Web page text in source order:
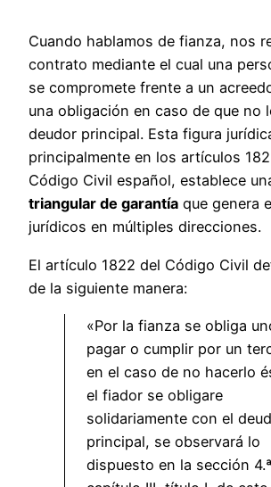
Cuando hablamos de fianza, nos
contrato mediante el cual una
se compromete frente a un
una obligación en caso de que no
deudor principal. Esta figura
principalmente en los artículos
Código Civil español, establece
triangular de garantía que genera
jurídicos en múltiples direcciones.
El artículo 1822 del Código Civil
de la siguiente manera:
«Por la fianza se obliga
pagar o cumplir por un
en el caso de no hacerlo
el fiador se obligare
solidariamente con el
principal, se observará lo
dispuesto en la sección